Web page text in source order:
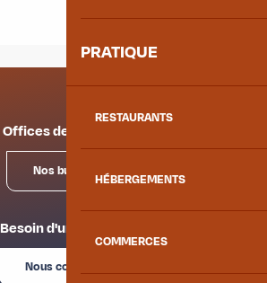
PRATIQUE
RESTAURANTS
HÉBERGEMENTS
COMMERCES
Offices de tourisme
Nos bureaux
Besoin d'un conseil ?
Nous contacter